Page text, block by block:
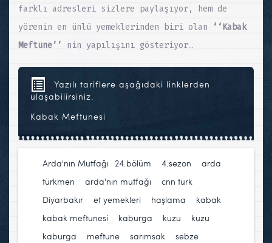
farklı adresleri sizlere paylaşıyor, hem de
yörenin en ünlü yemeklerinden biri olan
‘‘Kabak
Meftune’’
nin yapılışını gösteriyor…
Yazılı tariflere aşağıdaki linklerden
ulaşabilirsiniz.
Kabak Meftunesi
Arda'nın Mutfağı 24.bölüm 4.sezon
arda
türkmen
arda'nın mutfağı cnn turk
Diyarbakır
et yemekleri haşlama kabak
kabak meftunesi
kaburga kuzu
kuzu
kaburga
meftune sarımsak sebze